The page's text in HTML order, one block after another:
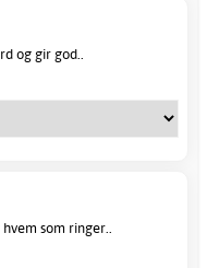
og gir god..
som ringer..